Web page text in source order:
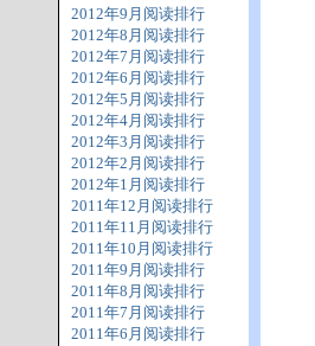
2012年9月阅读排行
2012年8月阅读排行
2012年7月阅读排行
2012年6月阅读排行
2012年5月阅读排行
2012年4月阅读排行
2012年3月阅读排行
2012年2月阅读排行
2012年1月阅读排行
2011年12月阅读排行
2011年11月阅读排行
2011年10月阅读排行
2011年9月阅读排行
2011年8月阅读排行
2011年7月阅读排行
2011年6月阅读排行